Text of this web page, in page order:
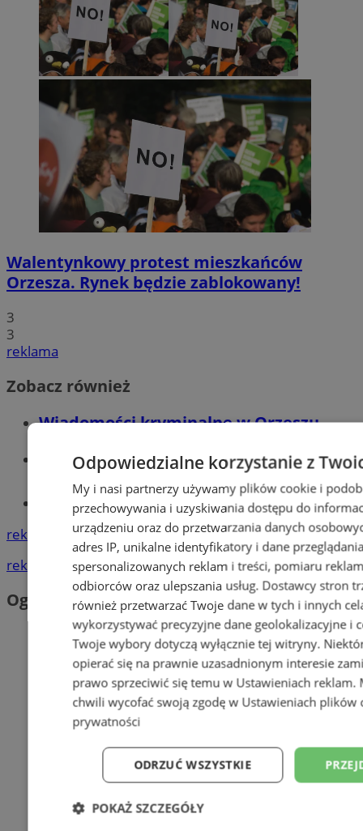
Walentynkowy protest mieszkańców
Orzesza. Rynek będzie zablokowany!
3
3
reklama
Zobacz również
Wiadomości kryminalne w Orzeszu
Wiadomości lokalne
Tworzenie stron www - Orzesze
reklama
reklama
Ogłoszenia
Odpowiedzialne korzystanie z
My i nasi partnerzy używamy plików cookie i
przechowywania i uzyskiwania dostępu do
urządzeniu oraz do przetwarzania danych
adres IP, unikalne identyfikatory i dane
spersonalizowanych reklam i treści, pomiaru
odbiorców oraz ulepszania usług. Dostawcy stron
również przetwarzać Twoje dane w tych i innych
wykorzystywać precyzyjne dane geolokalizacyjne i
Twoje wybory dotyczą wyłącznie tej witryny.
opierać się na prawnie uzasadnionym interesie
prawo sprzeciwić się temu w Ustawieniach reklam.
chwili wycofać swoją zgodę w Ustawieniach plików
prywatności
ODRZUĆ WSZYSTKIE
POKAŻ SZCZEGÓŁY